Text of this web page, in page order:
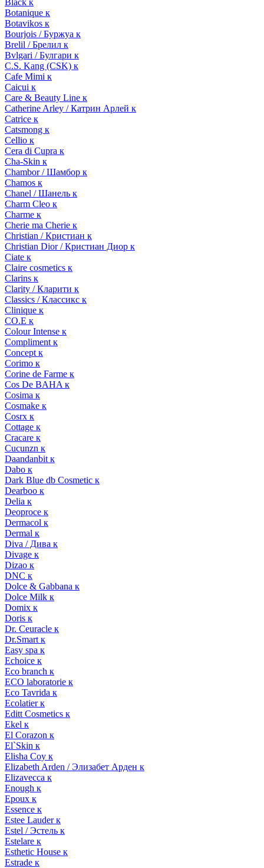
Black к
Botanique к
Botavikos к
Bourjois / Буржуа к
Brelil / Брелил к
Bvlgari / Булгари к
C.S. Kang (CSK) к
Cafe Mimi к
Caicui к
Care & Beauty Line к
Catherine Arley / Катрин Арлей к
Catrice к
Catsmong к
Cellio к
Cera di Cupra к
Cha-Skin к
Chambor / Шамбор к
Chamos к
Chanel / Шанель к
Charm Cleo к
Charme к
Cherie ma Cherie к
Christian / Кристиан к
Christian Dior / Кристиан Диор к
Ciate к
Claire cosmetics к
Clarins к
Clarity / Кларити к
Classics / Классикс к
Clinique к
CO.E к
Colour Intense к
Compliment к
Concept к
Corimo к
Corine de Farme к
Cos De BAHA к
Cosima к
Cosmake к
Cosrx к
Cottage к
Cracare к
Cucunzn к
Daandanbit к
Dabo к
Dark Blue db Cosmetic к
Dearboo к
Delia к
Deoproce к
Dermacol к
Dermal к
Diva / Дива к
Divage к
Dizao к
DNC к
Dolce & Gabbana к
Dolce Milk к
Domix к
Doris к
Dr. Ceuracle к
Dr.Smart к
Easy spa к
Echoice к
Eco branch к
ECO laboratorie к
Eco Tavrida к
Ecolatier к
Editt Cosmetics к
Ekel к
El Corazon к
El`Skin к
Elisha Coy к
Elizabeth Arden / Элизабет Арден к
Elizavecca к
Enough к
Epoux к
Essence к
Estee Lauder к
Estel / Эстель к
Estelare к
Esthetic House к
Estrade к